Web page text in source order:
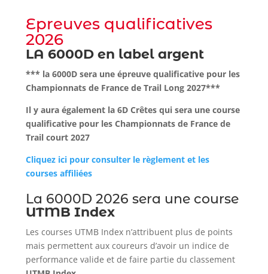
Epreuves qualificatives
2026
LA 6000D en label argent
*** la 6000D sera une épreuve qualificative pour les
Championnats de France de Trail Long 2027***
Il y aura également la 6D Crêtes qui sera une course
qualificative pour les Championnats de France de
Trail court 2027
Cliquez ici pour consulter le règlement et les
courses affiliées
La 6000D 2026 sera une course
UTMB Index
Les courses UTMB Index n’attribuent plus de points
mais permettent aux coureurs d’avoir un indice de
performance valide et de faire partie du classement